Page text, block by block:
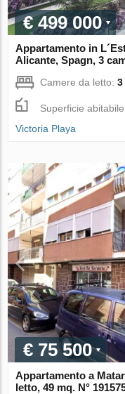
€ 499 000
Appartamento in
Alicante, Spagn, 3
Camere da letto:3
Superficie
Victoria Playa
€ 75 500
Appartamento a
letto, 49 mq. N°